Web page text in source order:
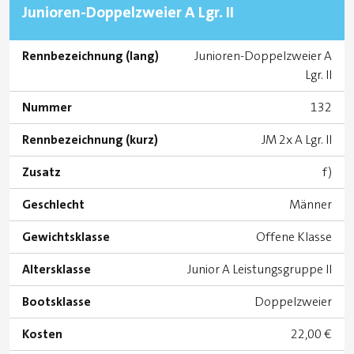
Junioren-Doppelzweier A Lgr. II
Rennbezeichnung (lang)
Junioren-Doppelzweier A
Lgr. II
Nummer
132
Rennbezeichnung (kurz)
JM 2x A Lgr. II
Zusatz
f)
Geschlecht
Männer
Gewichtsklasse
Offene Klasse
Altersklasse
Junior A Leistungsgruppe II
Bootsklasse
Doppelzweier
Kosten
22,00 €